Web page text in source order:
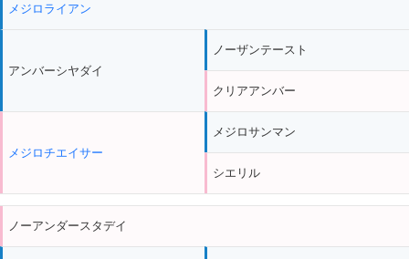
メジロライアン
アンバーシヤダイ
メジロチエイサー
ノーザンテースト
クリアアンバー
メジロサンマン
シエリル
ノーアンダースタデイ